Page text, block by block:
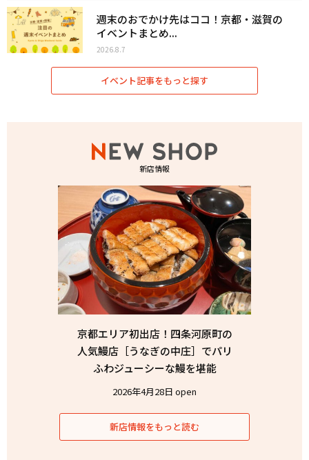
週末のおでかけ先はココ！京都・滋賀の
イベントまとめ...
2026.8.7
イベント記事をもっと探す
新店情報
京都エリア初出店！四条河原町の
人気鰻店［うなぎの中庄］でパリ
ふわジューシーな鰻を堪能
2026年4月28日 open
新店情報をもっと読む